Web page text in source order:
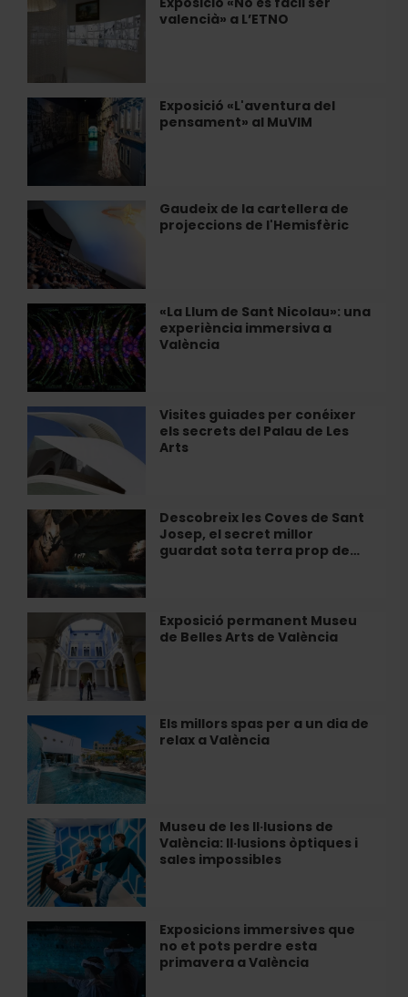
bici
valencià» a L’ETNO
Exposició
ser
valencià»
Exposició «L'aventura del
pensament» al MuVIM
Exposició
«L'aventura
pensament»
al
MuVIM
Gaudeix de la cartellera de
projeccions de l'Hemisfèric
Gaudeix
de
la
cartellera
de
projeccions
de
l'Hemisfèric
«La Llum de Sant Nicolau»: una
experiència immersiva a
València
Llum
de
Sant
Nicolau»:
una
experiència
immersiva
València
Visites guiades per conéixer
els secrets del Palau de Les
Arts
Visites
guiades
per
conéixer
els
secrets
del
Palau
Descobreix les Coves de Sant
Josep, el secret millor
guardat sota terra prop de…
Descobreix
les
Coves
de
Sant
Josep,
secret
millor
guardat
terra
prop
de…
Exposició permanent Museu
de Belles Arts de València
Exposició
permanent
Museu
de
Belles
Arts
València
Els millors spas per a un dia de
relax a València
Els
millors
spas
per
a
un
dia
de
relax
a
Museu de les Il·lusions de
València: Il·lusions òptiques i
sales impossibles
Museu
de
les
Il·lusions
de
València:
Il·lusions
òptiques
Exposicions immersives que
no et pots perdre esta
primavera a València
Exposicions
immersives
que